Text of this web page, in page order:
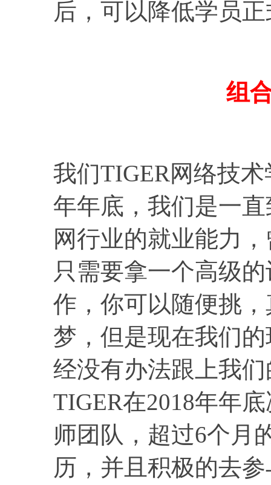
后，可以降低学员
组
我们TIGER网络技
年年底，我们是一
网行业的就业能力
只需要拿一个高级
作，你可以随便挑
梦，但是现在我们
经没有办法跟上我
TIGER在2018年年
师团队，超过6个月
历，并且积极的去